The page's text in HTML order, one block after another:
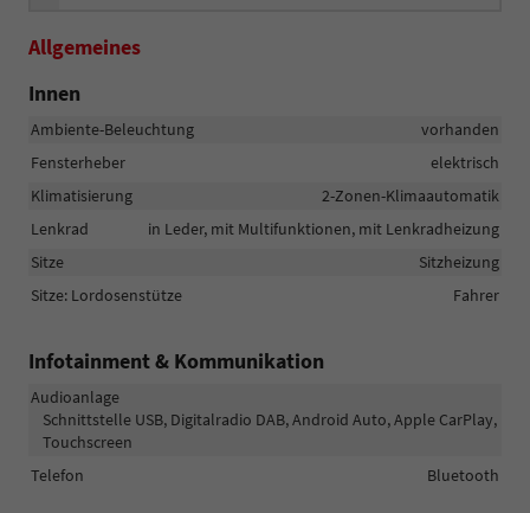
Allgemeines
Innen
Ambiente-Beleuchtung
vorhanden
Fensterheber
elektrisch
Klimatisierung
2-Zonen-Klimaautomatik
Lenkrad
in Leder, mit Multifunktionen, mit Lenkradheizung
Sitze
Sitzheizung
Sitze: Lordosenstütze
Fahrer
Infotainment & Kommunikation
Audioanlage
Schnittstelle USB, Digitalradio DAB, Android Auto, Apple CarPlay,
Touchscreen
Telefon
Bluetooth